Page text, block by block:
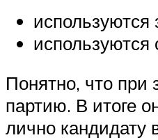
используются
используются
Понятно, что при
партию. В итоге
лично кандидату